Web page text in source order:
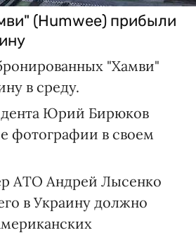
(Humwee) прибыли
"Хамви"
в среду.
Юрий Бирюков
фотографии в своем
АТО Андрей Лысенко
в Украину должно